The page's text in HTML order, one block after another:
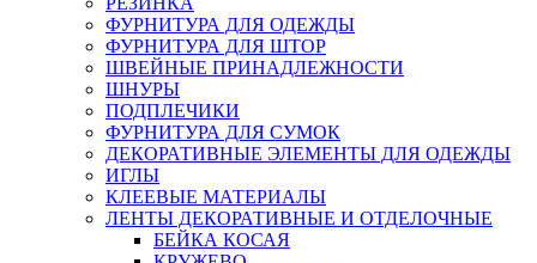
ФУРНИТУРА ДЛЯ ОДЕЖДЫ
ФУРНИТУРА ДЛЯ ШТОР
ШВЕЙНЫЕ ПРИНАДЛЕЖНОСТИ
ШНУРЫ
ПОДПЛЕЧИКИ
ФУРНИТУРА ДЛЯ СУМОК
ДЕКОРАТИВНЫЕ ЭЛЕМЕНТЫ ДЛЯ ОДЕЖДЫ
ИГЛЫ
КЛЕЕВЫЕ МАТЕРИАЛЫ
ЛЕНТЫ ДЕКОРАТИВНЫЕ И ОТДЕЛОЧНЫЕ
БЕЙКА КОСАЯ